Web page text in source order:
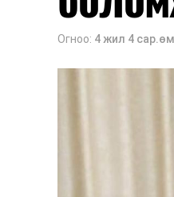
Огноо: 4 жил 4